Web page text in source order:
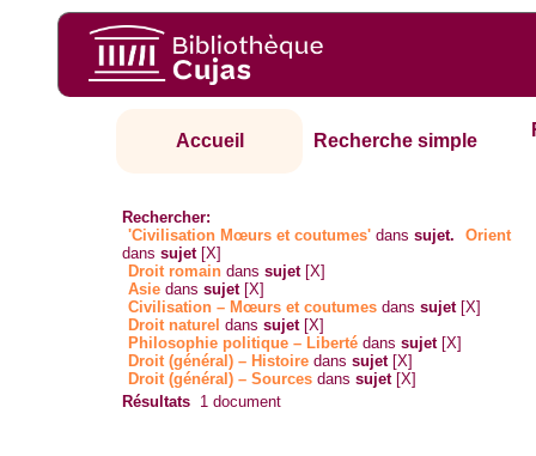
Accueil Recherche simple
Rechercher:
'Civilisation Mœurs et coutumes' danssujet.
Orient
danssujet [X]
Droit romain danssujet [X]
Asie danssujet [X]
Civilisation – Mœurs et coutumes danssujet [X]
Droit naturel danssujet [X]
Philosophie politique – Liberté danssujet [X]
Droit (général) – Histoire danssujet [X]
Droit (général) – Sources danssujet [X]
Résultats 1 document